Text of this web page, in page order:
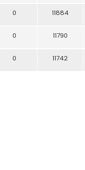
0 11884
0 11790
0 11742